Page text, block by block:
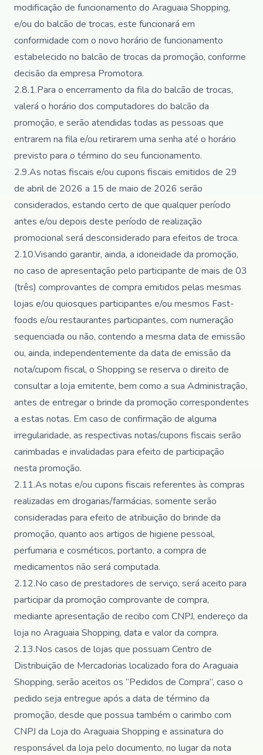
modificação de funcionamento do Araguaia Shopping,
e/ou do balcão de trocas, este funcionará em
conformidade com o novo horário de funcionamento
estabelecido no balcão de trocas da promoção, conforme
decisão da empresa Promotora.
2.8.1.Para o encerramento da fila do balcão de trocas,
valerá o horário dos computadores do balcão da
promoção, e serão atendidas todas as pessoas que
entrarem na fila e/ou retirarem uma senha até o horário
previsto para o término do seu funcionamento.
2.9.As notas fiscais e/ou cupons fiscais emitidos de 29
de abril de 2026 a 15 de maio de 2026 serão
considerados, estando certo de que qualquer período
antes e/ou depois deste período de realização
promocional será desconsiderado para efeitos de troca.
2.10.Visando garantir, ainda, a idoneidade da promoção,
no caso de apresentação pelo participante de mais de 03
(três) comprovantes de compra emitidos pelas mesmas
lojas e/ou quiosques participantes e/ou mesmos Fast-
foods e/ou restaurantes participantes, com numeração
sequenciada ou não, contendo a mesma data de emissão
ou, ainda, independentemente da data de emissão da
nota/cupom fiscal, o Shopping se reserva o direito de
consultar a loja emitente, bem como a sua Administração,
antes de entregar o brinde da promoção correspondentes
a estas notas. Em caso de confirmação de alguma
irregularidade, as respectivas notas/cupons fiscais serão
carimbadas e invalidadas para efeito de participação
nesta promoção.
2.11.As notas e/ou cupons fiscais referentes às compras
realizadas em drogarias/farmácias, somente serão
consideradas para efeito de atribuição do brinde da
promoção, quanto aos artigos de higiene pessoal,
perfumaria e cosméticos, portanto, a compra de
medicamentos não será computada.
2.12.No caso de prestadores de serviço, será aceito para
participar da promoção comprovante de compra,
mediante apresentação de recibo com CNPJ, endereço da
loja no Araguaia Shopping, data e valor da compra.
2.13.Nos casos de lojas que possuam Centro de
Distribuição de Mercadorias localizado fora do Araguaia
Shopping, serão aceitos os “Pedidos de Compra”, caso o
pedido seja entregue após a data de término da
promoção, desde que possua também o carimbo com
CNPJ da Loja do Araguaia Shopping e assinatura do
responsável da loja pelo documento, no lugar da nota